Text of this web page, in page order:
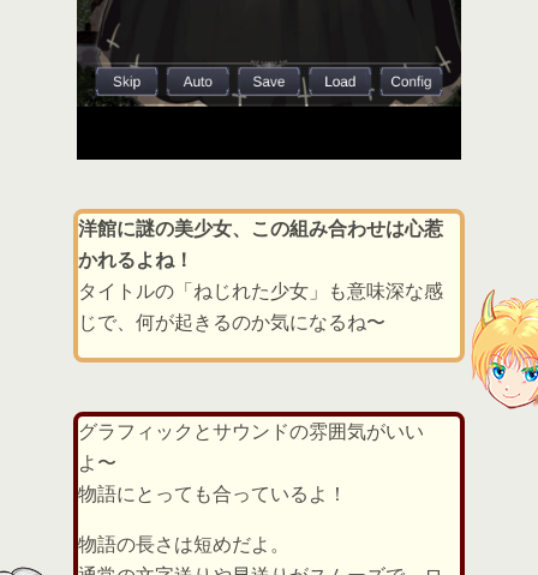
洋館に謎の美少女、この組み合わせは心惹
かれるよね！
タイトルの「ねじれた少女」も意味深な感
じで、何が起きるのか気になるね〜
グラフィックとサウンドの雰囲気がいい
よ〜
物語にとっても合っているよ！
物語の長さは短めだよ。